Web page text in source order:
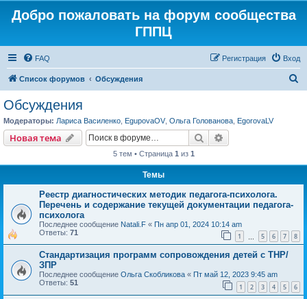
Добро пожаловать на форум сообщества
ГППЦ
FAQ Вход
Регистрация
Список форумов Обсуждения
Обсуждения
Модераторы: Лариса Василенко EgupovaOV, Ольга Голованова EgorovaLV
Новая тема Поиск
5 тем • Страница 1 из 1
Темы
Реестр диагностических методик педагога-психолога.
Перечень и содержание текущей документации педагога-
психолога
Последнее сообщение Natali.F « Пн апр 01, 2024 10:14 am
Ответы: 71 1 5 6 7 8
Стандартизация программ сопровождения детей с ТНР/
ЗПР
Последнее сообщение Ольга Скобликова « Пт май 12, 2023 9:45 am
Ответы: 51 1 2 3 4 5 6